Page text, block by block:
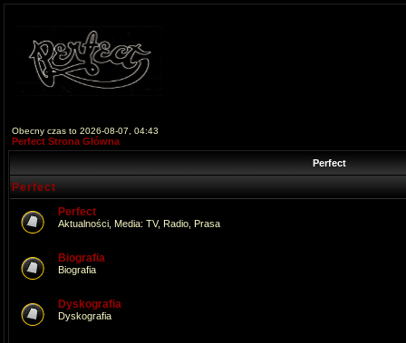
Obecny czas to 2026-08-07, 04:43
Perfect Strona Główna
Perfect
Perfect
Perfect
Aktualności, Media: TV, Radio, Prasa
Biografia
Biografia
Dyskografia
Dyskografia